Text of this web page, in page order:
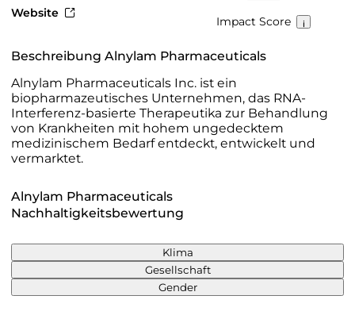
Website
Impact Score
Beschreibung Alnylam Pharmaceuticals
Alnylam Pharmaceuticals Inc. ist ein
biopharmazeutisches Unternehmen, das RNA-
Interferenz-basierte Therapeutika zur Behandlung
von Krankheiten mit hohem ungedecktem
medizinischem Bedarf entdeckt, entwickelt und
vermarktet.
Alnylam Pharmaceuticals
Nachhaltigkeitsbewertung
Klima
Gesellschaft
Gender